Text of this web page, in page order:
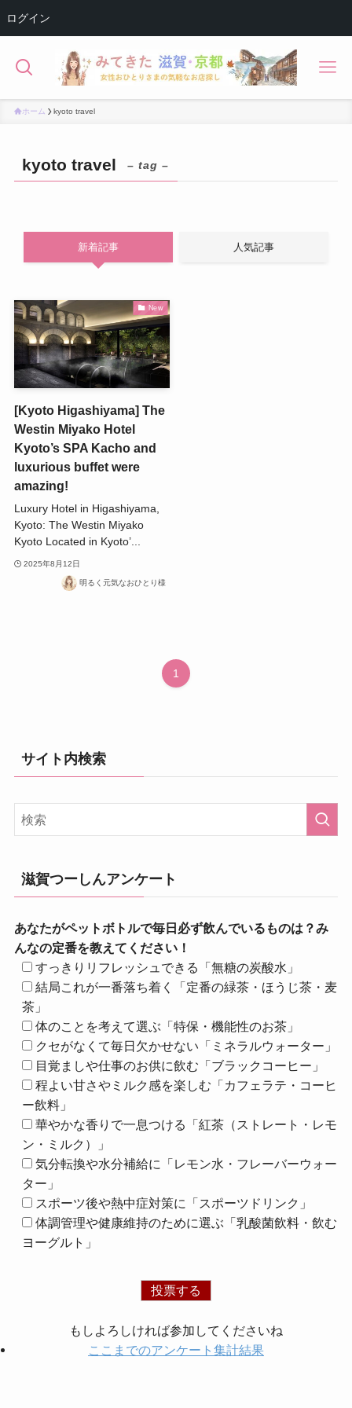
ログイン
ホーム kyoto travel
kyoto travel – tag –
新着記事 人気記事
New
[Kyoto Higashiyama] The
Westin Miyako Hotel
Kyoto’s SPA Kacho and
luxurious buffet were
amazing!
Luxury Hotel in Higashiyama,
Kyoto: The Westin Miyako
Kyoto Located in Kyoto’...
2025年8月12日
明るく元気なおひとり様
1
サイト内検索
滋賀つーしんアンケート
あなたがペットボトルで毎日必ず飲んでいるものは？み
んなの定番を教えてください！
すっきりリフレッシュできる「無糖の炭酸水」
結局これが一番落ち着く「定番の緑茶・ほうじ茶・麦
茶」
体のことを考えて選ぶ「特保・機能性のお茶」
クセがなくて毎日欠かせない「ミネラルウォーター」
目覚ましや仕事のお供に飲む「ブラックコーヒー」
程よい甘さやミルク感を楽しむ「カフェラテ・コーヒ
ー飲料」
華やかな香りで一息つける「紅茶（ストレート・レモ
ン・ミルク）」
気分転換や水分補給に「レモン水・フレーバーウォー
ター」
スポーツ後や熱中症対策に「スポーツドリンク」
体調管理や健康維持のために選ぶ「乳酸菌飲料・飲む
ヨーグルト」
もしよろしければ参加してくださいね
ここまでのアンケート集計結果